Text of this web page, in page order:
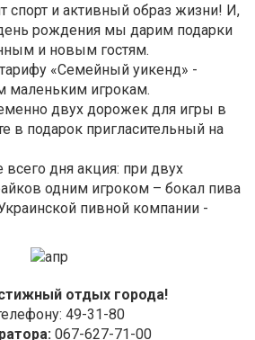
спорт и активный образ жизни! И,
рождения мы дарим подарки
и новым гостям.
«Семейный уикенд» -
маленьким игрокам.
двух дорожек для игры в
в подарок пригласительный на
всего дня акция: при двух
одним игроком – бокал пива
пивной компании -
отдых города!
49-31-80
067-627-71-00